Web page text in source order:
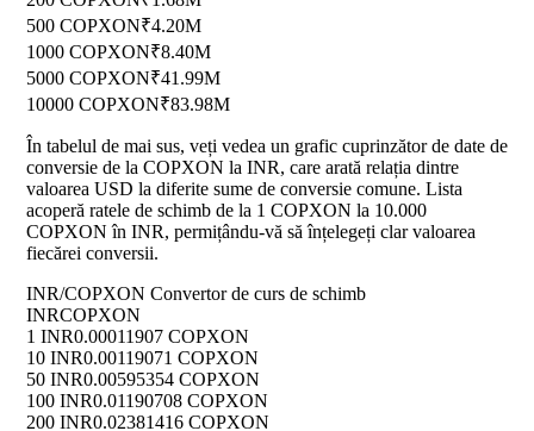
500 COPXON₹4.20M
1000 COPXON₹8.40M
5000 COPXON₹41.99M
10000 COPXON₹83.98M
În tabelul de mai sus, veți vedea un grafic cuprinzător de date de
conversie de la COPXON la INR, care arată relația dintre
valoarea USD la diferite sume de conversie comune. Lista
acoperă ratele de schimb de la 1 COPXON la 10.000
COPXON în INR, permițându-vă să înțelegeți clar valoarea
fiecărei conversii.
INR/COPXON Convertor de curs de schimb
INRCOPXON
1 INR0.00011907 COPXON
10 INR0.00119071 COPXON
50 INR0.00595354 COPXON
100 INR0.01190708 COPXON
200 INR0.02381416 COPXON